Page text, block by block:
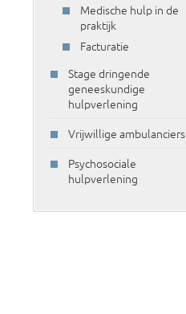
Medische hulp in de
praktijk
Facturatie
Stage dringende
geneeskundige
hulpverlening
Vrijwillige ambulanciers
Psychosociale
hulpverlening